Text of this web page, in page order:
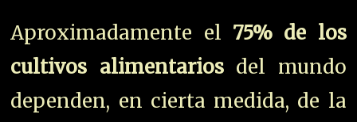
Aproximadamente el 75% de los
cultivos alimentariosdel mundo
dependen, en cierta medida, de la